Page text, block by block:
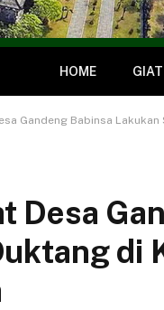
HOME
Gandeng Babinsa
Desa
di